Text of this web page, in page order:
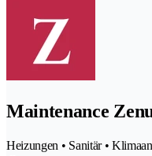
Maintenance
Heizungen • Sanitär •